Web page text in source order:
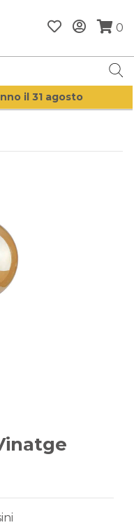
0
il 31 agosto